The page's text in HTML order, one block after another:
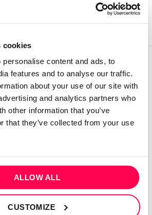
cookies
content and ads, to
features and to analyse our traffic.
about your use of our site with
and analytics partners who
other information that you’ve
that they’ve collected from your use
ALLOW ALL
CUSTOMIZE